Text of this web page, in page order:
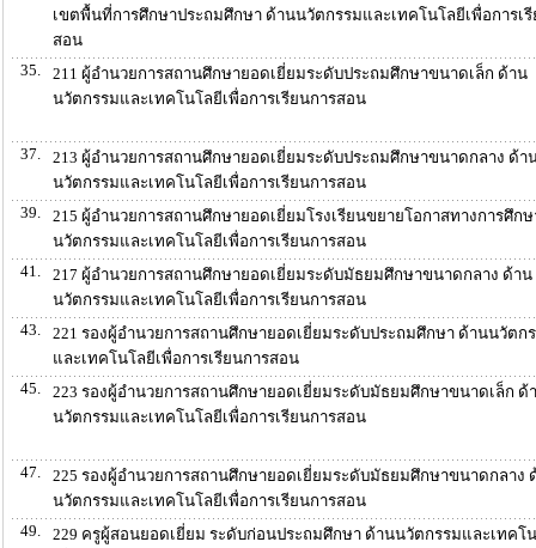
เขตพื้นที่การศึกษาประถมศึกษา ด้านนวัตกรรมและเทคโนโลยีเพื่อการเ
สอน
35.
211 ผู้อำนวยการสถานศึกษายอดเยี่ยมระดับประถมศึกษาขนาดเล็ก ด้าน
นวัตกรรมและเทคโนโลยีเพื่อการเรียนการสอน
37.
213 ผู้อำนวยการสถานศึกษายอดเยี่ยมระดับประถมศึกษาขนาดกลาง ด้า
นวัตกรรมและเทคโนโลยีเพื่อการเรียนการสอน
39.
215 ผู้อำนวยการสถานศึกษายอดเยี่ยมโรงเรียนขยายโอกาสทางการศึก
นวัตกรรมและเทคโนโลยีเพื่อการเรียนการสอน
41.
217 ผู้อำนวยการสถานศึกษายอดเยี่ยมระดับมัธยมศึกษาขนาดกลาง ด้าน
นวัตกรรมและเทคโนโลยีเพื่อการเรียนการสอน
43.
221 รองผู้อำนวยการสถานศึกษายอดเยี่ยมระดับประถมศึกษา ด้านนวัตก
และเทคโนโลยีเพื่อการเรียนการสอน
45.
223 รองผู้อำนวยการสถานศึกษายอดเยี่ยมระดับมัธยมศึกษาขนาดเล็ก ด้
นวัตกรรมและเทคโนโลยีเพื่อการเรียนการสอน
47.
225 รองผู้อำนวยการสถานศึกษายอดเยี่ยมระดับมัธยมศึกษาขนาดกลาง
นวัตกรรมและเทคโนโลยีเพื่อการเรียนการสอน
49.
229 ครูผู้สอนยอดเยี่ยม ระดับก่อนประถมศึกษา ด้านนวัตกรรมและเทคโ